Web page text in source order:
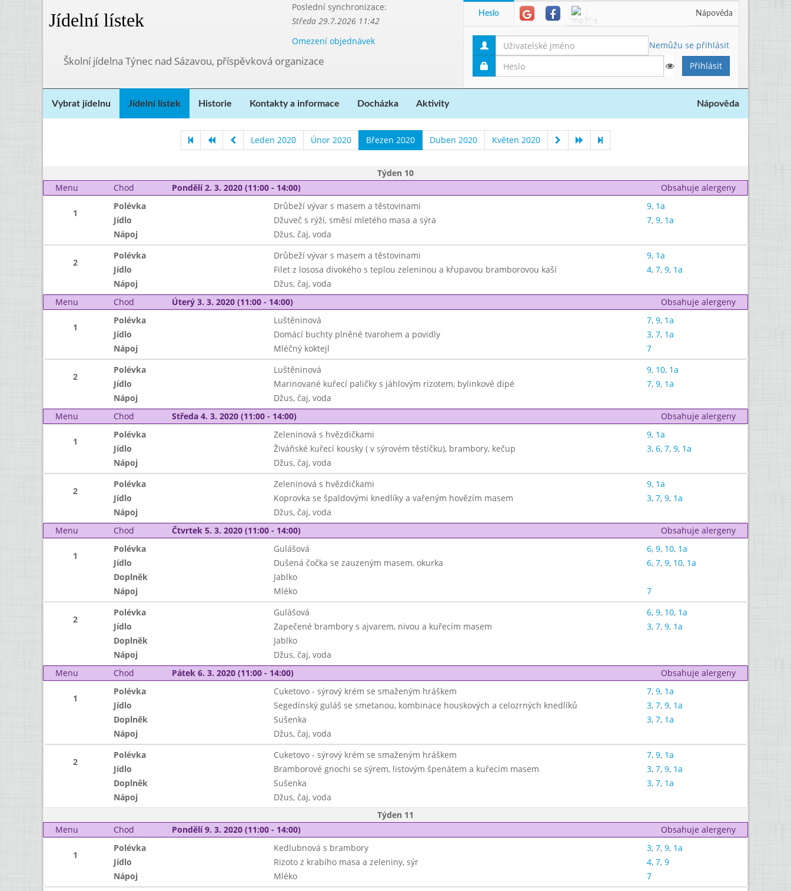
Jídelní lístek
Poslední synchronizace:
Středa 29.7.2026 11:42
Omezení objednávek
Školní jídelna Týnec nad Sázavou, příspěvková organizace
Heslo Nápověda
Nemůžu se přihlásit
Vybrat jídelnu Jídelní lístek Historie Kontakty a informace Docházka Aktivity Nápověda
Leden 2020 Únor 2020 Březen 2020 Duben 2020 Květen 2020
Týden 10
Menu
Chod Pondělí 2. 3. 2020 (11:00 - 14:00) Obsahuje alergeny
1
Polévka Drůbeží vývar s masem a těstovinami 9, 1a
Jídlo
Džuveč s rýží, směsí mletého masa a sýra 7, 9, 1a
Nápoj
Džus, čaj, voda
2
Polévka Drůbeží vývar s masem a těstovinami 9, 1a
Jídlo
Filet z lososa divokého s teplou zeleninou a křupavou bramborovou kaší 4, 7, 9, 1a
Nápoj
Džus, čaj, voda
Menu
Chod Úterý 3. 3. 2020 (11:00 - 14:00) Obsahuje alergeny
1
Polévka Luštěninová 7, 9, 1a
Jídlo
Domácí buchty plněné tvarohem a povidly 3, 7, 1a
Nápoj
Mléčný koktejl 7
2
Polévka Luštěninová 9, 10, 1a
Jídlo
Marinované kuřecí paličky s jáhlovým rizotem, bylinkové dipé 7, 9, 1a
Nápoj
Džus, čaj, voda
Menu
Chod Středa 4. 3. 2020 (11:00 - 14:00) Obsahuje alergeny
1
Polévka Zeleninová s hvězdičkami 9, 1a
Jídlo
Živáňské kuřecí kousky ( v sýrovém těstíčku), brambory, kečup 3, 6, 7, 9, 1a
Nápoj
Džus, čaj, voda
2
Polévka Zeleninová s hvězdičkami 9, 1a
Jídlo
Koprovka se špaldovými knedlíky a vařeným hovězím masem 3, 7, 9, 1a
Nápoj
Džus, čaj, voda
Menu
Chod Čtvrtek 5. 3. 2020 (11:00 - 14:00) Obsahuje alergeny
1
Polévka Gulášová 6, 9, 10, 1a
Jídlo
Dušená čočka se zauzeným masem, okurka 6, 7, 9, 10, 1a
Doplněk
Jablko
Nápoj
Mléko 7
2
Polévka Gulášová 6, 9, 10, 1a
Jídlo
Zapečené brambory s ajvarem, nivou a kuřecím masem 3, 7, 9, 1a
Doplněk
Jablko
Nápoj
Džus, čaj, voda
Menu
Chod Pátek 6. 3. 2020 (11:00 - 14:00) Obsahuje alergeny
1
Polévka Cuketovo - sýrový krém se smaženým hráškem 7, 9, 1a
Jídlo
Segedínský guláš se smetanou, kombinace houskových a celozrných knedlíků 3, 7, 9, 1a
Doplněk
Sušenka 3, 7, 1a
Nápoj
Džus, čaj, voda
2
Polévka Cuketovo - sýrový krém se smaženým hráškem 7, 9, 1a
Jídlo
Bramborové gnochi se sýrem, listovým špenátem a kuřecím masem 3, 7, 9, 1a
Doplněk
Sušenka 3, 7, 1a
Nápoj
Džus, čaj, voda
Týden 11
Menu
Chod Pondělí 9. 3. 2020 (11:00 - 14:00) Obsahuje alergeny
1
Polévka Kedlubnová s brambory 3, 7, 9, 1a
Jídlo
Rizoto z krabího masa a zeleniny, sýr 4, 7, 9
Nápoj
Mléko 7